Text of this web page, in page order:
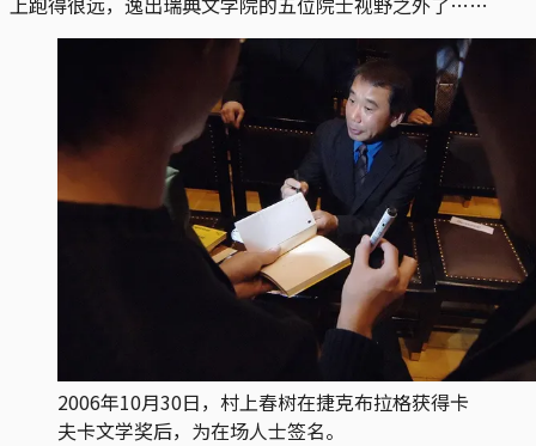
2006年10月30日，村上春树在捷克布拉格获得卡
夫卡文学奖后，为在场人士签名。